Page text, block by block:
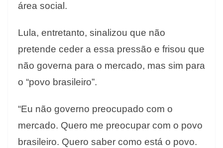
área social.
Lula, entretanto, sinalizou que não
pretende ceder a essa pressão e frisou que
não governa para o mercado, mas sim para
o “povo brasileiro”.
“Eu não governo preocupado com o
mercado. Quero me preocupar com o povo
brasileiro. Quero saber como está o povo.